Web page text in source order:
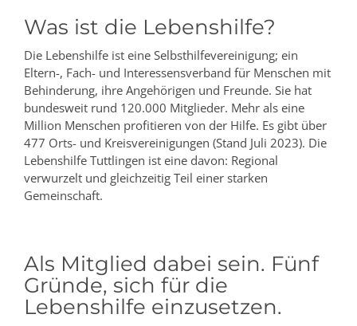
Was ist die Lebenshilfe?
Die Lebenshilfe ist eine Selbsthilfevereinigung; ein
Eltern-, Fach- und Interessensverband für Menschen mit
Behinderung, ihre Angehörigen und Freunde. Sie hat
bundesweit rund 120.000 Mitglieder. Mehr als eine
Million Menschen profitieren von der Hilfe. Es gibt über
477 Orts- und Kreisvereinigungen (Stand Juli 2023). Die
Lebenshilfe Tuttlingen ist eine davon: Regional
verwurzelt und gleichzeitig Teil einer starken
Gemeinschaft.
Als Mitglied dabei sein. Fünf
Gründe, sich für die
Lebenshilfe einzusetzen.